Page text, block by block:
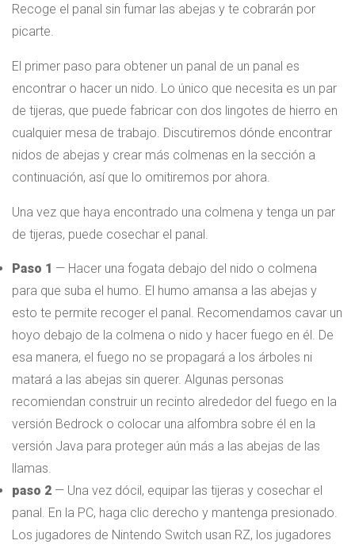
Recoge el panal sin fumar las abejas y te cobrarán por
picarte.
El primer paso para obtener un panal de un panal es
encontrar o hacer un nido. Lo único que necesita es un par
de tijeras, que puede fabricar con dos lingotes de hierro en
cualquier mesa de trabajo. Discutiremos dónde encontrar
nidos de abejas y crear más colmenas en la sección a
continuación, así que lo omitiremos por ahora.
Una vez que haya encontrado una colmena y tenga un par
de tijeras, puede cosechar el panal.
Paso 1 — Hacer una fogata debajo del nido o colmena
para que suba el humo. El humo amansa a las abejas y
esto te permite recoger el panal. Recomendamos cavar un
hoyo debajo de la colmena o nido y hacer fuego en él. De
esa manera, el fuego no se propagará a los árboles ni
matará a las abejas sin querer. Algunas personas
recomiendan construir un recinto alrededor del fuego en la
versión Bedrock o colocar una alfombra sobre él en la
versión Java para proteger aún más a las abejas de las
llamas.
paso 2 — Una vez dócil, equipar las tijeras y cosechar el
panal. En la PC, haga clic derecho y mantenga presionado.
Los jugadores de Nintendo Switch usan RZ, los jugadores